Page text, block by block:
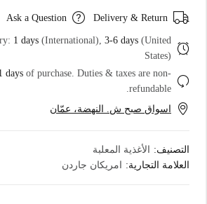
Delivery & Return
Ask a Question
1 days (International), 3-6 days (United
States)
days of purchase. Duties & taxes are non-
refundable.
اسواق صبح ش. النهضة، عمّان
التصنيف:
الأغذية المعلبة
العلامة التجارية:
امريكان جاردن